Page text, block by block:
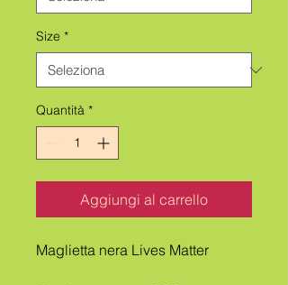
Size *
Quantità *
Aggiungi al carrello
Maglietta nera Lives Matter